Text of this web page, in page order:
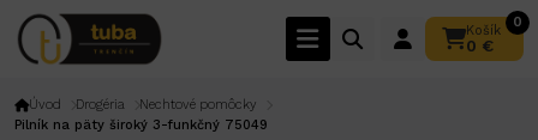
Košík
0
0 €
Úvod Drogéria
Nechtové pomôcky
Pilník na päty široký 3-funkčný 75049